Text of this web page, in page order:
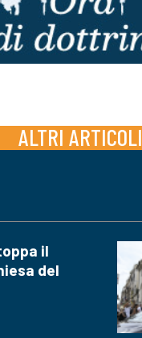
ALTRI ARTICOLI
il
del